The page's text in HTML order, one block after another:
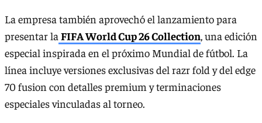
La empresa también aprovechó el lanzamiento para
presentar la FIFA World Cup 26 Collection, una edición
especial inspirada en el próximo Mundial de fútbol. La
línea incluye versiones exclusivas del razr fold y del edge
70 fusion con detalles premium y terminaciones
especiales vinculadas al torneo.